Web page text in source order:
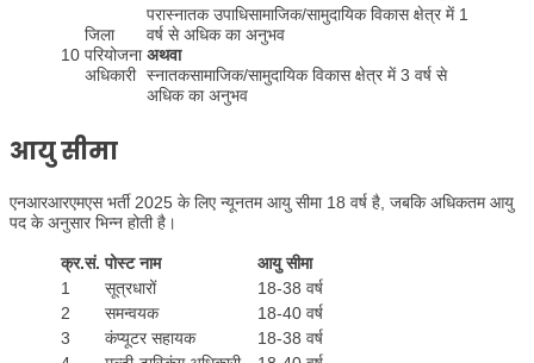
10
जिला
परियोजना
अधिकारी
परास्नातक उपाधिसामाजिक/सामुदायिक विकास क्षेत्र में 1
वर्ष से अधिक का अनुभव
अथवा
स्नातकसामाजिक/सामुदायिक विकास क्षेत्र में 3 वर्ष से
अधिक का अनुभव
आयु सीमा
एनआरआरएमएस भर्ती 2025 के लिए न्यूनतम आयु सीमा 18 वर्ष है, जबकि अधिकतम आयु
पद के अनुसार भिन्न होती है।
क्र.सं. पोस्ट नाम
आयु सीमा
1
सूत्रधारों
18-38 वर्ष
2
समन्वयक
18-40 वर्ष
3
कंप्यूटर सहायक
18-38 वर्ष